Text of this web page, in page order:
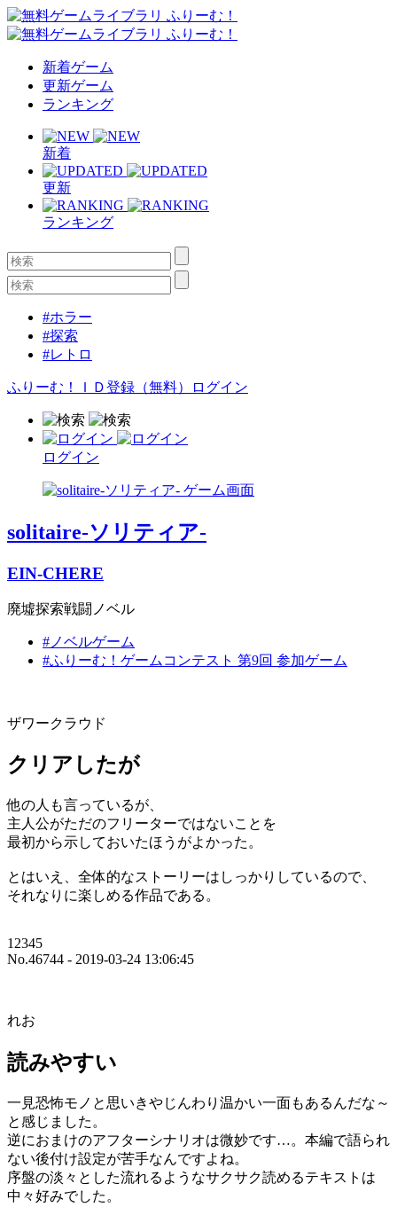
新着ゲーム
更新ゲーム
ランキング
新着
更新
ランキング
#ホラー
#探索
#レトロ
ふりーむ！ＩＤ登録（無料） ログイン
ログイン
solitaire-ソリティア-
EIN-CHERE
廃墟探索戦闘ノベル
#ノベルゲーム
#ふりーむ！ゲームコンテスト 第9回 参加ゲーム
ザワークラウド
クリアしたが
他の人も言っているが、
主人公がただのフリーターではないことを
最初から示しておいたほうがよかった。
とはいえ、全体的なストーリーはしっかりしているので、
それなりに楽しめる作品である。
12345
No.46744 - 2019-03-24 13:06:45
れお
読みやすい
一見恐怖モノと思いきやじんわり温かい一面もあるんだな～
と感じました。
逆におまけのアフターシナリオは微妙です…。本編で語られ
ない後付け設定が苦手なんですよね。
序盤の淡々とした流れるようなサクサク読めるテキストは
中々好みでした。